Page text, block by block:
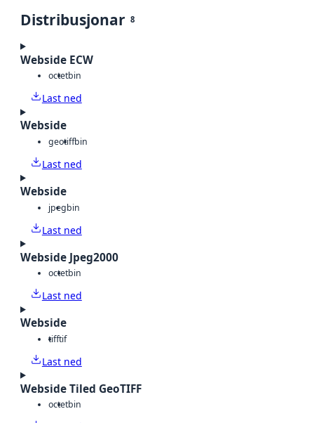
Distribusjonar 8
Webside ECW
octetbin
Last ned
Webside
geotiffbin
Last ned
Webside
jpegbin
Last ned
Webside Jpeg2000
octetbin
Last ned
Webside
tifftif
Last ned
Webside Tiled GeoTIFF
octetbin